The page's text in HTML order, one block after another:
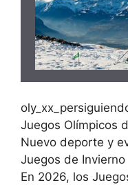
Juegos Olímpicos
Nuevo deporte y
Juegos de Invierno
En 2026, los